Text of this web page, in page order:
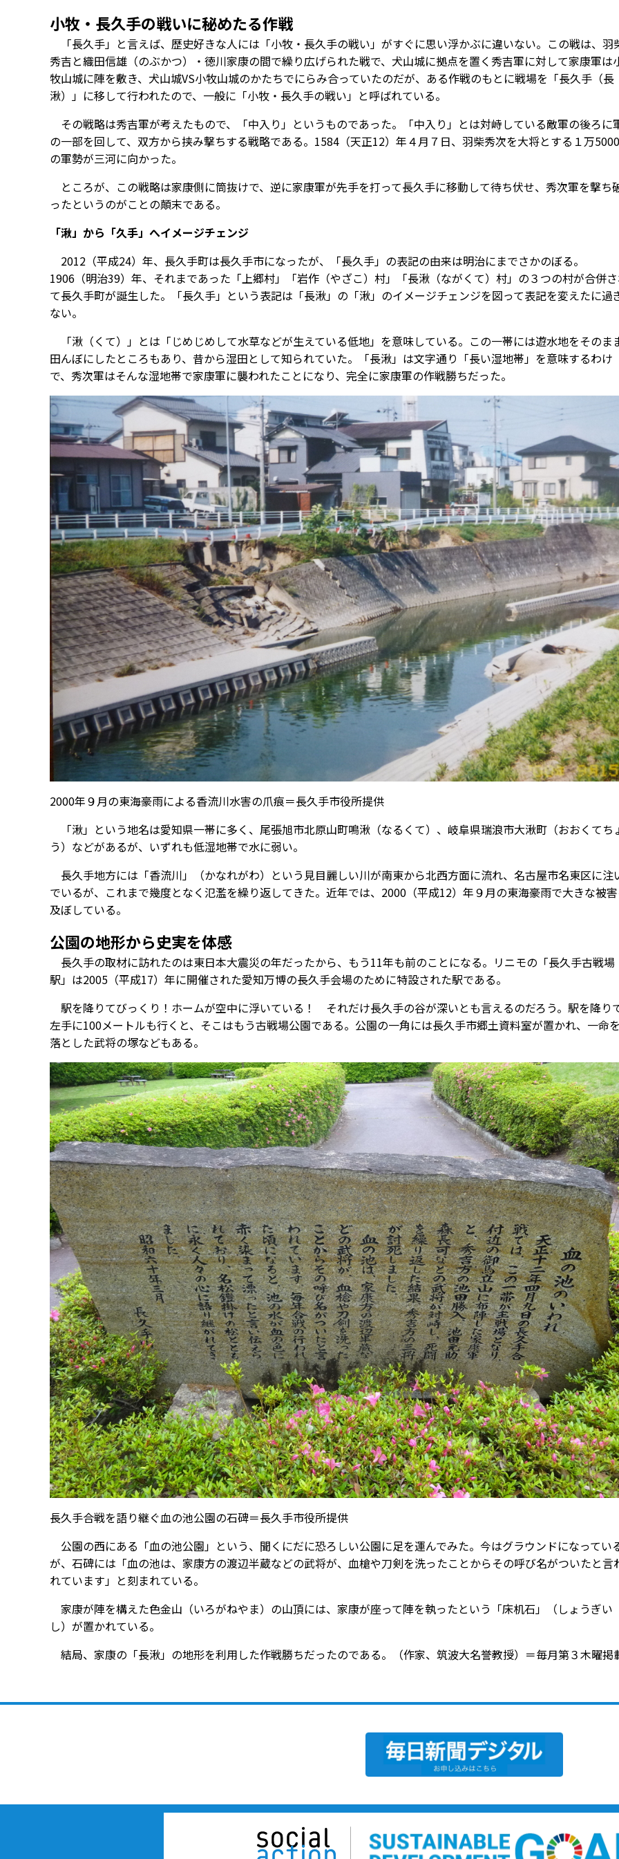
小牧・長久手の戦いに秘めたる作戦
「長久手」と言えば、歴史好きな人には「小牧・長久手の戦い」がすぐに思い浮かぶに違いない。この戦は、羽
秀吉と織田信雄（のぶかつ）・徳川家康の間で繰り広げられた戦で、犬山城に拠点を置く秀吉軍に対して家康軍は
牧山城に陣を敷き、犬山城VS小牧山城のかたちでにらみ合っていたのだが、ある作戦のもとに戦場を「長久手（長
湫）」に移して行われたので、一般に「小牧・長久手の戦い」と呼ばれている。
その戦略は秀吉軍が考えたもので、「中入り」というものであった。「中入り」とは対峙している敵軍の後ろに
の一部を回して、双方から挟み撃ちする戦略である。1584（天正12）年４月７日、羽柴秀次を大将とする１万5000
の軍勢が三河に向かった。
ところが、この戦略は家康側に筒抜けで、逆に家康軍が先手を打って長久手に移動して待ち伏せ、秀次軍を撃ち
ったというのがことの顛末である。
「湫」から「久手」へイメージチェンジ
2012（平成24）年、長久手町は長久手市になったが、「長久手」の表記の由来は明治にまでさかのぼる。
1906（明治39）年、それまであった「上郷村」「岩作（やざこ）村」「長湫（ながくて）村」の３つの村が合併
て長久手町が誕生した。「長久手」という表記は「長湫」の「湫」のイメージチェンジを図って表記を変えたに過
ない。
「湫（くて）」とは「じめじめして水草などが生えている低地」を意味している。この一帯には遊水地をそのま
田んぼにしたところもあり、昔から湿田として知られていた。「長湫」は文字通り「長い湿地帯」を意味するわけ
で、秀次軍はそんな湿地帯で家康軍に襲われたことになり、完全に家康軍の作戦勝ちだった。
2000年９月の東海豪雨による香流川水害の爪痕＝長久手市役所提供
「湫」という地名は愛知県一帯に多く、尾張旭市北原山町鳴湫（なるくて）、岐阜県瑞浪市大湫町（おおくてち
う）などがあるが、いずれも低湿地帯で水に弱い。
長久手地方には「香流川」（かなれがわ）という見目麗しい川が南東から北西方面に流れ、名古屋市名東区に注
でいるが、これまで幾度となく氾濫を繰り返してきた。近年では、2000（平成12）年９月の東海豪雨で大きな被
及ぼしている。
公園の地形から史実を体感
長久手の取材に訪れたのは東日本大震災の年だったから、もう11年も前のことになる。リニモの「長久手古戦場
駅」は2005（平成17）年に開催された愛知万博の長久手会場のために特設された駅である。
駅を降りてびっくり！ホームが空中に浮いている！ それだけ長久手の谷が深いとも言えるのだろう。駅を降り
左手に100メートルも行くと、そこはもう古戦場公園である。公園の一角には長久手市郷土資料室が置かれ、一命
落とした武将の塚などもある。
長久手合戦を語り継ぐ血の池公園の石碑＝長久手市役所提供
公園の西にある「血の池公園」という、聞くにだに恐ろしい公園に足を運んでみた。今はグラウンドになってい
が、石碑には「血の池は、家康方の渡辺半蔵などの武将が、血槍や刀剣を洗ったことからその呼び名がついたと言
れています」と刻まれている。
家康が陣を構えた色金山（いろがねやま）の山頂には、家康が座って陣を執ったという「床机石」（しょうぎい
し）が置かれている。
結局、家康の「長湫」の地形を利用した作戦勝ちだったのである。（作家、筑波大名誉教授）＝毎月第３木曜掲